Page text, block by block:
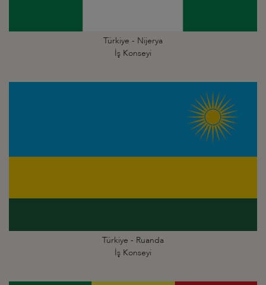
Türkiye - Nijerya
İş Konseyi
Türkiye - Ruanda
İş Konseyi